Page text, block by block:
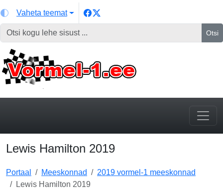
Vaheta teemat
Otsi
Lewis Hamilton 2019
Portaal Meeskonnad
2019 vormel-1 meeskonnad
Lewis Hamilton 2019